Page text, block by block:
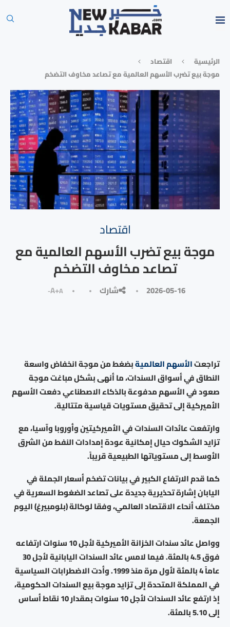
الرئيسية
⁠اقتصاد
موجة بيع تضرب الأسهم العالمية مع تصاعد مخاوف التضخم
⁠اقتصاد
موجة بيع تضرب الأسهم العالمية مع
تصاعد مخاوف التضخم
2026-05-16 شارك A+A-
تراجعتالأسهم العالميةبضغط من موجة انخفاض واسعة
النطاق في أسواق السندات، ما أنهى بشكل مباغت موجة
صعود في الأسهم مدفوعة بالذكاء الاصطناعي دفعت الأسهم
الأميركية إلى تحقيق مستويات قياسية متتالية.
وارتفعت عائدات السندات في الأميركيتين وأوروبا وآسيا، مع
تزايد الشكوك حيال إمكانية عودة إمدادات النفط من الشرق
الأوسط إلى مستوياتها الطبيعية قريباً.
كما قدم الارتفاع الكبير في بيانات تضخم أسعار الجملة في
اليابان إشارة تحذيرية جديدة على تصاعد الضغوط السعرية في
مختلف أنحاء الاقتصاد العالمي، وفقا لوكالة (بلومبيرغ) اليوم
الجمعة.
وواصل عائد سندات الخزانة الأميركية لأجل 10 سنوات ارتفاعه
فوق 4.5 بالمئة. فيما لامس عائد السندات اليابانية لأجل 30
عاماً 4 بالمئة لأول مرة منذ 1999. وأدت الاضطرابات السياسية
في المملكة المتحدة إلى تزايد موجة بيع السندات الحكومية،
إذ ارتفع عائد السندات لأجل 10 سنوات بمقدار 10 نقاط أساس
إلى 5.10 بالمئة.